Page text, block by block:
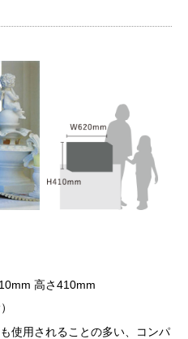
高さ410mm
使用されることの多い、コンパ